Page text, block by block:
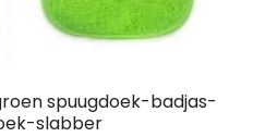
spuugdoek-badjas-
slabber